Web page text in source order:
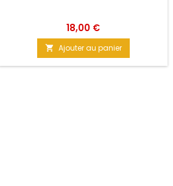
Prix
18,00 €
 Ajouter au panier